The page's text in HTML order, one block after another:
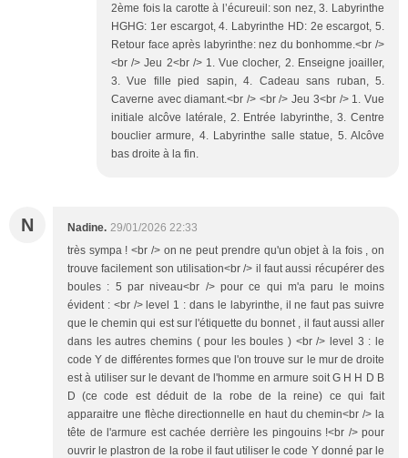
2ème fois la carotte à l’écureuil: son nez, 3. Labyrinthe
HGHG: 1er escargot, 4. Labyrinthe HD: 2e escargot, 5.
Retour face après labyrinthe: nez du bonhomme.<br />
<br /> Jeu 2<br /> 1. Vue clocher, 2. Enseigne joailler,
3. Vue fille pied sapin, 4. Cadeau sans ruban, 5.
Caverne avec diamant.<br /> <br /> Jeu 3<br /> 1. Vue
initiale alcôve latérale, 2. Entrée labyrinthe, 3. Centre
bouclier armure, 4. Labyrinthe salle statue, 5. Alcôve
bas droite à la fin.
N Nadine. 29/01/2026 22:33
très sympa ! <br /> on ne peut prendre qu'un objet à la fois , on
trouve facilement son utilisation<br /> il faut aussi récupérer des
boules : 5 par niveau<br /> pour ce qui m'a paru le moins
évident : <br /> level 1 : dans le labyrinthe, il ne faut pas suivre
que le chemin qui est sur l'étiquette du bonnet , il faut aussi aller
dans les autres chemins ( pour les boules ) <br /> level 3 : le
code Y de différentes formes que l'on trouve sur le mur de droite
est à utiliser sur le devant de l'homme en armure soit G H H D B
D (ce code est déduit de la robe de la reine) ce qui fait
apparaitre une flèche directionnelle en haut du chemin<br /> la
tête de l'armure est cachée derrière les pingouins !<br /> pour
ouvrir le plastron de la robe il faut utiliser le code Y donné par le